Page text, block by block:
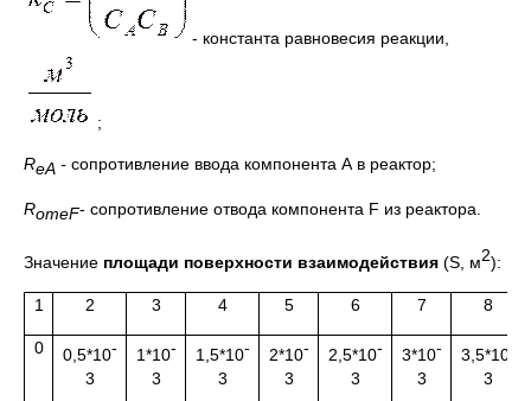
- константа равновесия реакции,
;
ReA - сопротивление ввода компонента А в реактор;
RomeF- сопротивление отвода компонента F из реактора.
Значение площади поверхности взаимодействия (S, м2):
1 2 3 4 5 6 7 8
0 0,5*10-
3
1*10-
3
1,5*10-
3
2*10-
3
2,5*10-
3
3*10-
3
3,5*10
3